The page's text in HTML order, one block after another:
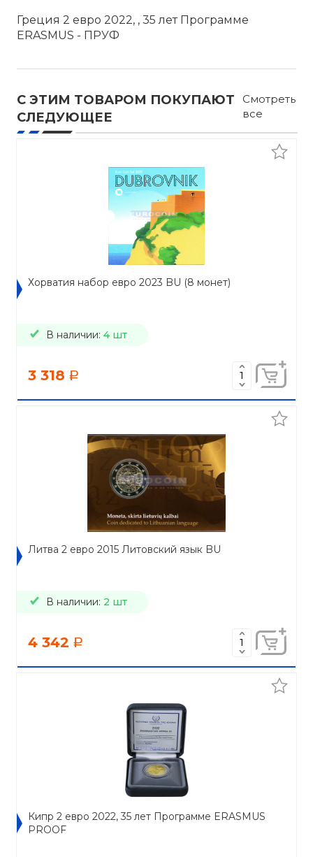
Греция 2 евро 2022, , 35 лет Программе
ERASMUS - ПРУФ
С ЭТИМ ТОВАРОМ ПОКУПАЮТ
СЛЕДУЮЩЕЕ
Смотреть
все
Хорватия набор евро 2023 BU (8 монет)
В наличии: 4 шт
3 318 a
Литва 2 евро 2015 Литовский язык BU
В наличии: 2 шт
4 342 a
Кипр 2 евро 2022, 35 лет Программе ERASMUS
PROOF